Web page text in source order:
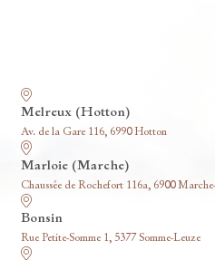
Melreux (Hotton)
Av. de la Gare 116, 6990 Hotton
Marloie (Marche)
Chaussée de Rochefort 116a, 6900
Bonsin
Rue Petite-Somme 1, 5377 Somme-Leuze